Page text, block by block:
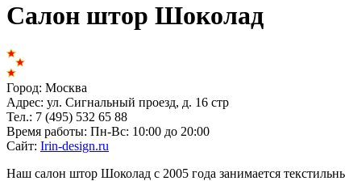
Салон штор Шоколад
Город: Москва
Адрес: ул. Сигнальный проезд, д. 16 стр
Тел.: 7 (495) 532 65 88
Время работы: Пн-Вс: 10:00 до 20:00
Сайт: Irin-design.ru
Наш салон штор Шоколад с 2005 года занимается